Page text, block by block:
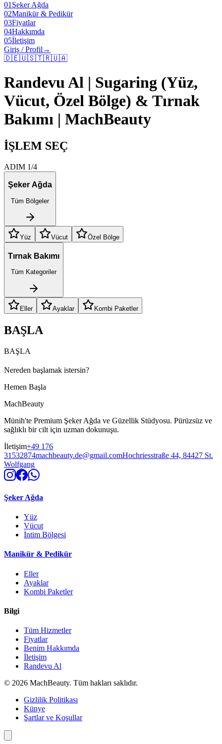
01 Şeker Ağda
02Manikür & Pedikür
03Fiyatlar
04Hakkımda
05İletişim
Giriş / Profil →
🇩🇪🇺🇸🇹🇷🇺🇦
Randevu Al | Sugaring (Yüz,
Vücut, Özel Bölge) & Tırnak
Bakımı | MachBeauty
İŞLEM SEÇ
ADIM 1/4
Şeker Ağda
Tüm Bölgeler
Yüz Vücut Özel Bölge
Tırnak Bakımı
Tüm Kategoriler
Eller Ayaklar Kombi Paketler
BAŞLA
BAŞLA
Nereden başlamak istersin?
Hemen Başla
MachBeauty
Münih'te Premium Şeker Ağda ve Güzellik Stüdyosu. Pürüzsüz ve
sağlıklı bir cilt için uzman dokunuşu.
İletişim+49 176
31532874machbeauty.de@gmail.comHochriesstraße 44, 84427 St.
Wolfgang
Şeker Ağda
Yüz
Vücut
İntim Bölgesi
Manikür & Pedikür
Eller
Ayaklar
Kombi Paketler
Bilgi
Tüm Hizmetler
Fiyatlar
Benim Hakkımda
İletişim
Randevu Al
© 2026 MachBeauty. Tüm hakları saklıdır.
Gizlilik Politikası
Künye
Şartlar ve Koşullar